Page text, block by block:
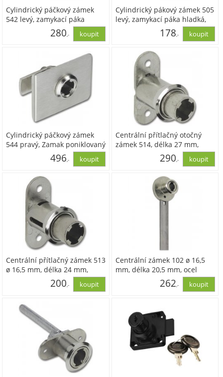
Cylindrický páčkový zámek
542 levý, zamykací páka
hladká, 40 mm, Zamak ponikl.
280,-
Cylindrický pákový zámek 505
levý, zamykací páka hladká,
40 mm, Zamak ponikl.,bez
cylindrické vložky, s rozetou
178 ,-
Cylindrický páčkový zámek
544 pravý, Zamak poniklovaný
496,-
Centrální přítlačný otočný
zámek 514, délka 27 mm,
Zamak poniklovaný
290,-
239,62
Centrální přítlačný zámek 513
ø 16,5 mm, délka 24 mm,
Zamak poniklovaný
200,-
Centrální zámek 102 ø 16,5
mm, délka 20,5 mm, ocel
262,-